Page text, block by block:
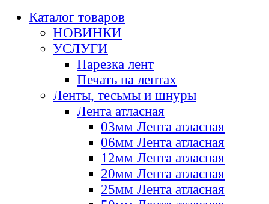
Каталог товаров
НОВИНКИ
УСЛУГИ
Нарезка лент
Печать на лентах
Ленты, тесьмы и шнуры
Лента атласная
03мм Лента атласная
06мм Лента атласная
12мм Лента атласная
20мм Лента атласная
25мм Лента атласная